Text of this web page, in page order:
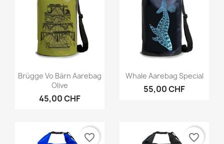
Vorschau
Brügge Vo Bärn Aarebag
Olive
45,00 CHF
Vorschau
Whale Aarebag Special
55,00 CHF
favorite_border favorite_border